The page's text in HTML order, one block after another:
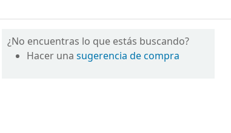
¿No encuentras lo que estás buscando?
Hacer unasugerencia de compra